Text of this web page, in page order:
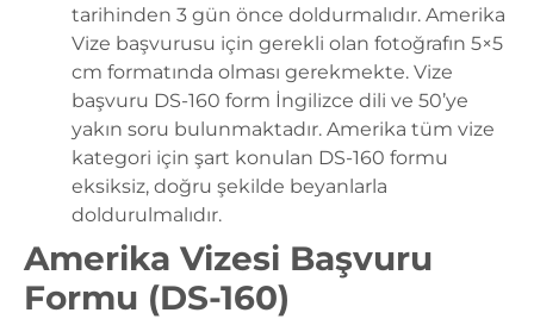
tarihinden 3 gün önce doldurmalıdır. Amerika
Vize başvurusu için gerekli olan fotoğrafın 5×5
cm formatında olması gerekmekte. Vize
başvuru DS-160 form İngilizce dili ve 50’ye
yakın soru bulunmaktadır. Amerika tüm vize
kategori için şart konulan DS-160 formu
eksiksiz, doğru şekilde beyanlarla
doldurulmalıdır.
Amerika Vizesi Başvuru
Formu (DS-160)